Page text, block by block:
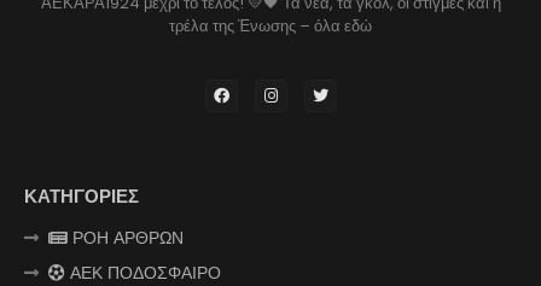
τρέλα της Ένωσης – όλα εδώ
ΚΑΤΗΓΟΡΙΕΣ
ΡΟΗ ΑΡΘΡΩΝ
ΑΕΚ ΠΟΔΟΣΦΑΙΡΟ